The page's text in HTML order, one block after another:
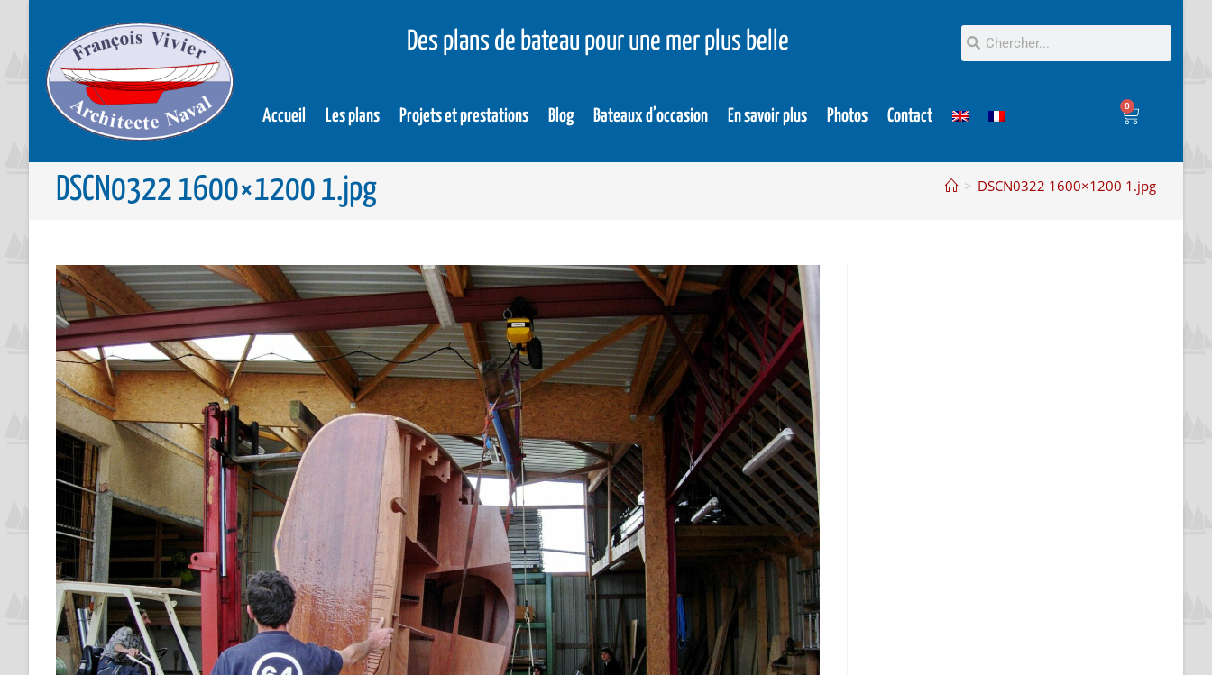
Des plans de bateau pour une mer plus belle
Accueil Les plans Projets et prestations Blog Bateaux d’occasion En savoir plus Photos Contact
0
DSCN0322 1600×1200 1.jpg > DSCN0322 1600×1200 1.jpg